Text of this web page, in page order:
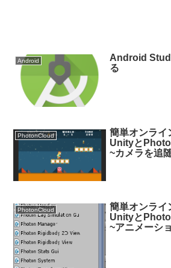
Android
Android
る
PhotonCloud
簡単オンライ
Unityと
~カメラを追
PhotonCloud
簡単オンライ
Unityと
~アニメーシ